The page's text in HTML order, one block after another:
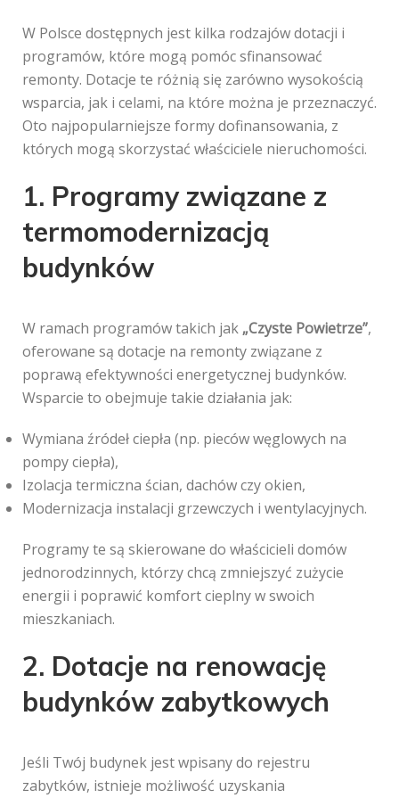
W Polsce dostępnych jest kilka rodzajów dotacji i
programów, które mogą pomóc sfinansować
remonty. Dotacje te różnią się zarówno wysokością
wsparcia, jak i celami, na które można je przeznaczyć.
Oto najpopularniejsze formy dofinansowania, z
których mogą skorzystać właściciele nieruchomości.
1. Programy związane z
termomodernizacją
budynków
W ramach programów takich jak „Czyste Powietrze”,
oferowane są dotacje na remonty związane z
poprawą efektywności energetycznej budynków.
Wsparcie to obejmuje takie działania jak:
Wymiana źródeł ciepła (np. pieców węglowych na
pompy ciepła),
Izolacja termiczna ścian, dachów czy okien,
Modernizacja instalacji grzewczych i wentylacyjnych.
Programy te są skierowane do właścicieli domów
jednorodzinnych, którzy chcą zmniejszyć zużycie
energii i poprawić komfort cieplny w swoich
mieszkaniach.
2. Dotacje na renowację
budynków zabytkowych
Jeśli Twój budynek jest wpisany do rejestru
zabytków, istnieje możliwość uzyskania